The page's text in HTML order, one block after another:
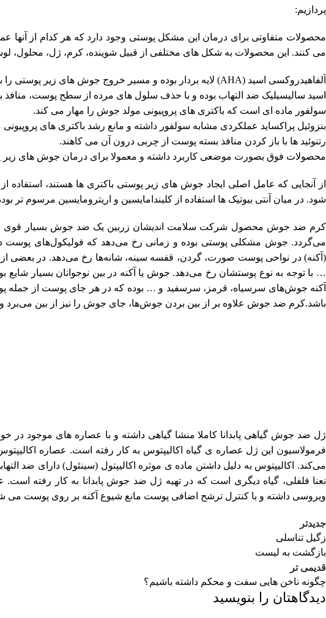
پردازیم:
محصولات متفاوتی برای درمان این مشکل پوستی وجود دارد که هر کدام از آنها
می کنند. این محصولات به شکل های مختلفی از قبیل شوینده، کرم، ژل، محلول،
آلفاهیدروکسی اسید (AHA) لایه بردار بوده و مسیر خروج جوش های زیر پوستی را باز می کند.
اسید سالیسیلیک ضد التهاب بوده و با حذف سلول های مرده از سطح پوست، منافذ
سولفور ماده ای است که باکتری های پروپیونی مولد جوش را مهار می کند.
بنزوئیل پراکساید عملکردی مشابه سولفور داشته و مانع رشد باکتری های
رتنوئید ها با باز کردن منافذ بسته پوست از چربی درون آن می کاهند.
محصولات فوق بصورت موضعی کاربرد داشته و معمولا برای درمان جوش های
از آنجایی که عامل اصلی ایجاد جوش های زیر پوستی باکتری ها هستند،
شود. در میان آنتی بیوتیک ها استفاده از کلیندامایسین و اریترومایسین مرسوم تر
کرم ضد جوش محصول شرکت سلامت اندیشان زربین یک ضد جوش بسیار قوی
می‌گردد. جوش مشکلی پوستی بوده و زمانی رخ می‌دهد که فولیکول‌های پوست
(آکنه) در نواحی پوست صورت، گردن، قفسه سینه، شانه‌ها رخ می‌دهد. در
… با توجه به نوع پوستشان رخ می‌دهد. جوش یا آکنه در بین نوجوانان بسیار شایع
آکنه جوش‌های سرسیاه، قرمز، سرسفید و … بوده که در هر جای پوست از
باشد.کرم ضد جوش علاوه بر از بین بردن جوش‌ها، جای جوش را نیز از بین
ژل ضد جوش گیاهی پابدانا کاملا منشا گیاهی داشته و با عصاره های موجود
فرمولاسیون این ژل عصاره ی گیاه اکالیپتوس به کار رفته است. عصاره
می‌کند. اکالیپتوس به دلیل داشتن ماده ی موثره اکالیپتول (سینئول) دارای ضد
نعنا فلفلی، گیاه دیگری است که در تهیه ژل ضد جوش پابدانا به کار رفته
ویروسی داشته و با کنترل ترشح اضافی پوست مانع شیوع آکنه بر روی پوست می
جدیدتر
زگیل تناسلی
بازگشت به لیست
قدیمی تر
چگونه ناخن هایی سفت و محکم داشته باشیم؟
دیدگاهتان را بنویسید